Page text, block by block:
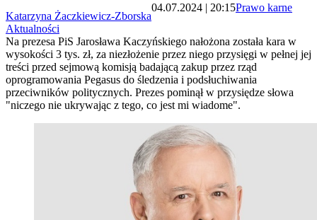
Katarzyna Żaczkiewicz-Zborska
04.07.2024 | 20:15Prawo karne
Aktualności
Na prezesa PiS Jarosława Kaczyńskiego nałożona została kara w
wysokości 3 tys. zł, za niezłożenie przez niego przysięgi w pełnej jej
treści przed sejmową komisją badającą zakup przez rząd
oprogramowania Pegasus do śledzenia i podsłuchiwania
przeciwników politycznych. Prezes pominął w przysiędze słowa
"niczego nie ukrywając z tego, co jest mi wiadome".